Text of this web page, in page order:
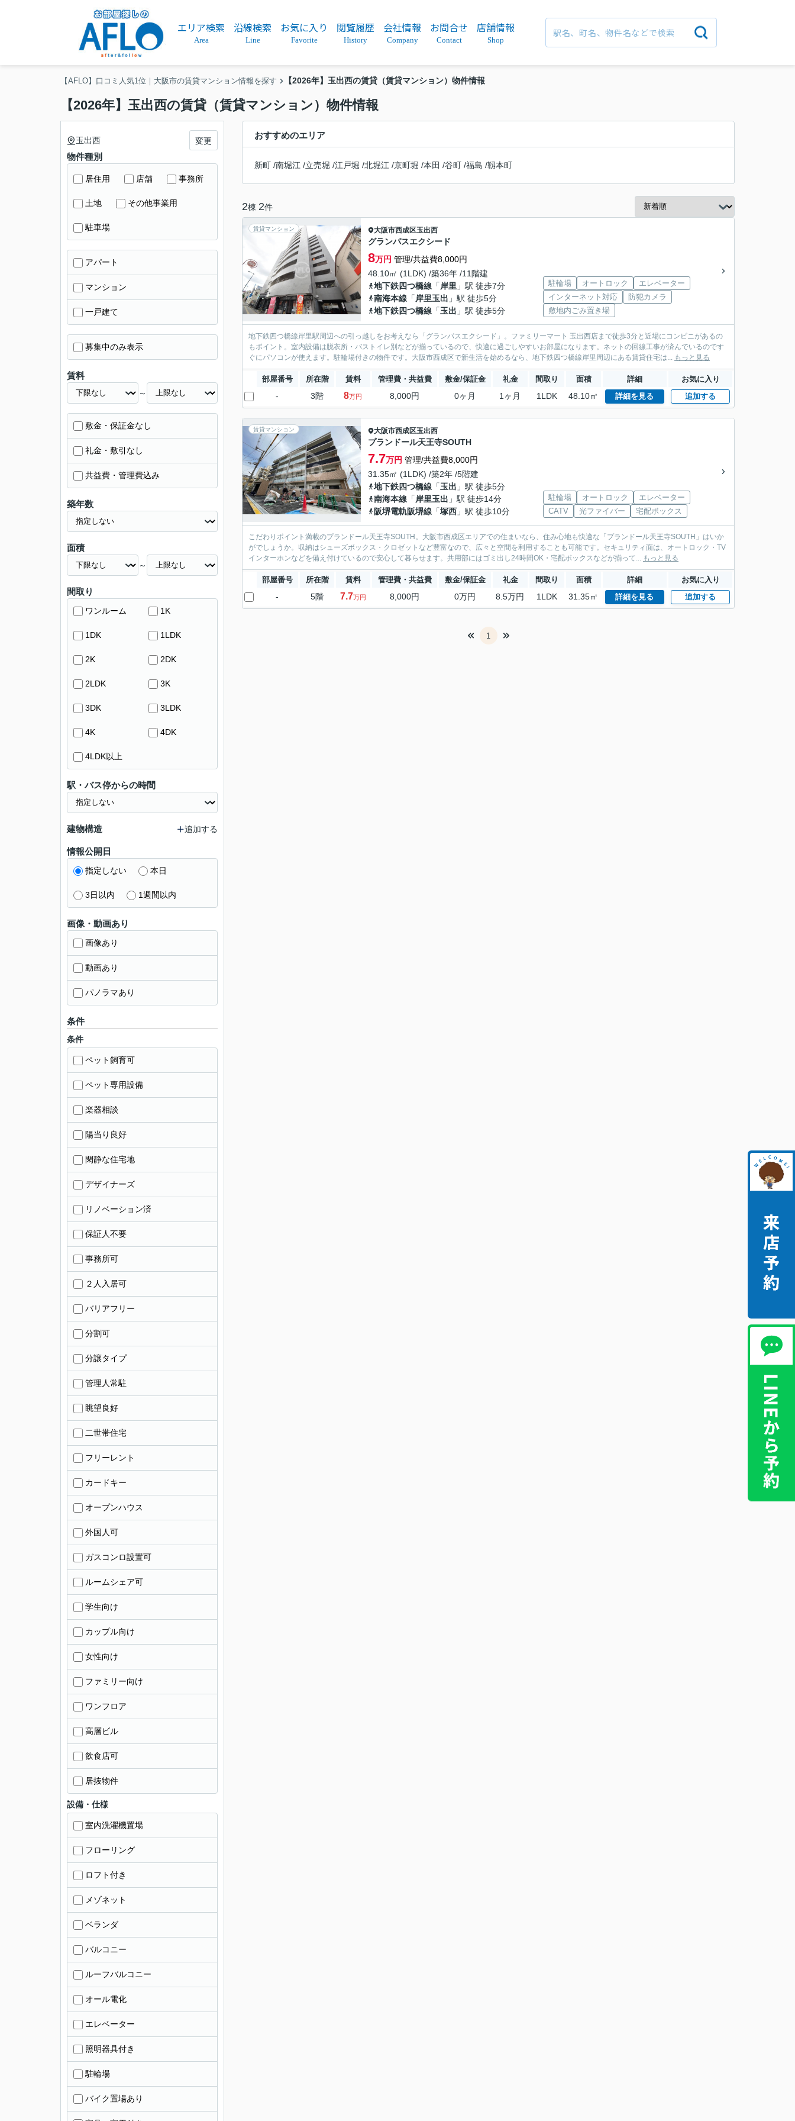
エリア検索
Area
沿線検索
Line
お気に入り
Favorite
閲覧履歴
History
会社情報
Company
お問合せ
Contact
店舗情報
Shop
【AFLO】口コミ人気1位｜大阪市の賃貸マンション情報を探す 【2026年】玉出西の賃貸（賃貸マンション）物件情報
【2026年】玉出西の賃貸（賃貸マンション）物件情報
おすすめのエリア
新町 /南堀江 /立売堀 /江戸堀 /北堀江 /京町堀 /本田 /谷町 /福島 /靱本町
2棟 2件
賃貸マンション 大阪市西成区玉出西
グランパスエクシード
8万円 管理/共益費8,000円
48.10㎡ (1LDK) /築36年 /11階建
地下鉄四つ橋線 「 岸里 」駅 徒歩7分
南海本線 「 岸里玉出 」駅 徒歩5分
地下鉄四つ橋線 「玉出 」駅 徒歩5分
駐輪場 オートロック
エレベーター
インターネット対応
防犯カメラ
敷地内ごみ置き場
地下鉄四つ橋線岸里駅周辺への引っ越しをお考えなら「グランパスエクシード」。ファミリーマート 玉出西店まで徒歩3分と近場にコンビニがあるの
もポイント。室内設備は脱衣所・バストイレ別などが揃っているので、快適に過ごしやすいお部屋になります。ネットの回線工事が済んでいるのです
ぐにパソコンが使えます。駐輪場付きの物件です。大阪市西成区で新生活を始めるなら、地下鉄四つ橋線岸里周辺にある賃貸住宅は... もっと見る
部屋番号 所在階 賃料 管理費・共益費 敷金/保証金 礼金 間取り 面積 詳細 お気に入り
- 3階 8万円 8,000円 0ヶ月 1ヶ月 1LDK 48.10㎡ 詳細を見る 追加する
賃貸マンション 大阪市西成区玉出西
プランドール天王寺SOUTH
7.7万円 管理/共益費8,000円
31.35㎡ (1LDK) /築2年 /5階建
地下鉄四つ橋線 「玉出 」駅 徒歩5分
南海本線 「 岸里玉出 」駅 徒歩14分
阪堺電軌阪堺線 「塚西 」駅 徒歩10分
駐輪場 オートロック
エレベーター
CATV
光ファイバー 宅配ボックス
こだわりポイント満載のプランドール天王寺SOUTH。大阪市西成区エリアでの住まいなら、住み心地も快適な「プランドール天王寺SOUTH」はいか
がでしょうか。収納はシューズボックス・クロゼットなど豊富なので、広々と空間を利用することも可能です。セキュリティ面は、オートロック・TV
インターホンなどを備え付けているので安心して暮らせます。共用部にはゴミ出し24時間OK・宅配ボックスなどが揃って... もっと見る
部屋番号 所在階 賃料 管理費・共益費 敷金/保証金 礼金 間取り 面積 詳細 お気に入り
- 5階 7.7万円 8,000円 0万円 8.5万円 1LDK 31.35㎡ 詳細を見る 追加する
1
玉出西 変更
物件種別
居住用 店舗 事務所
土地 その他事業用
駐車場
アパート
マンション
一戸建て
募集中のみ表示
賃料
～
敷金・保証金なし
礼金・敷引なし
共益費・管理費込み
築年数
面積
～
間取り
ワンルーム 1K
1DK 1LDK
2K 2DK
2LDK 3K
3DK 3LDK
4K 4DK
4LDK以上
駅・バス停からの時間
建物構造 追加する
情報公開日
指定しない 本日
3日以内 1週間以内
画像・動画あり
画像あり
動画あり
パノラマあり
条件
条件
ペット飼育可
ペット専用設備
楽器相談
陽当り良好
閑静な住宅地
デザイナーズ
リノベーション済
保証人不要
事務所可
２人入居可
バリアフリー
分割可
分譲タイプ
管理人常駐
眺望良好
二世帯住宅
フリーレント
カードキー
オープンハウス
外国人可
ガスコンロ設置可
ルームシェア可
学生向け
カップル向け
女性向け
ファミリー向け
ワンフロア
高層ビル
飲食店可
居抜物件
設備・仕様
室内洗濯機置場
フローリング
ロフト付き
メゾネット
ベランダ
バルコニー
ルーフバルコニー
オール電化
エレベーター
照明器具付き
駐輪場
バイク置場あり